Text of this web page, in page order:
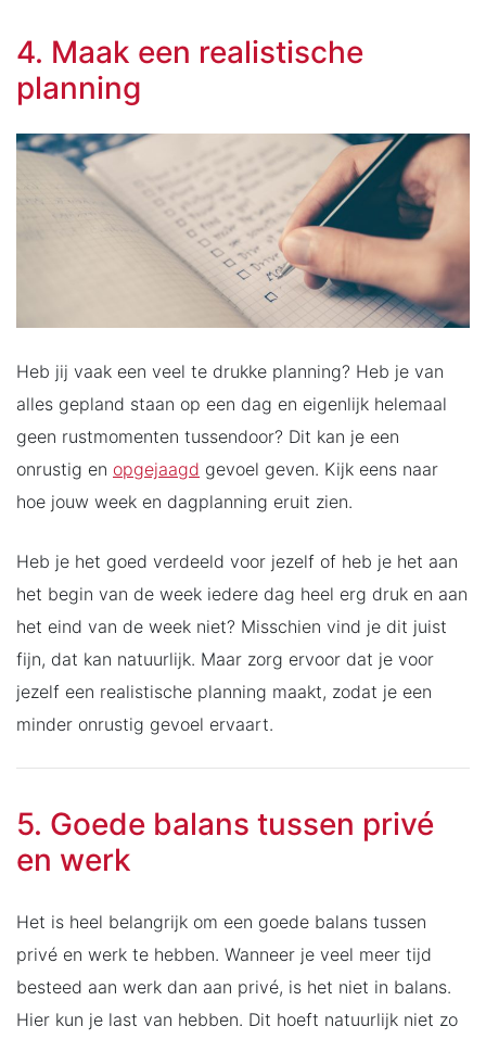
4. Maak een realistische
planning
Heb jij vaak een veel te drukke planning? Heb je van
alles gepland staan op een dag en eigenlijk helemaal
geen rustmomenten tussendoor? Dit kan je een
onrustig en opgejaagd gevoel geven. Kijk eens naar
hoe jouw week en dagplanning eruit zien.
Heb je het goed verdeeld voor jezelf of heb je het aan
het begin van de week iedere dag heel erg druk en aan
het eind van de week niet? Misschien vind je dit juist
fijn, dat kan natuurlijk. Maar zorg ervoor dat je voor
jezelf een realistische planning maakt, zodat je een
minder onrustig gevoel ervaart.
5. Goede balans tussen privé
en werk
Het is heel belangrijk om een goede balans tussen
privé en werk te hebben. Wanneer je veel meer tijd
besteed aan werk dan aan privé, is het niet in balans.
Hier kun je last van hebben. Dit hoeft natuurlijk niet zo